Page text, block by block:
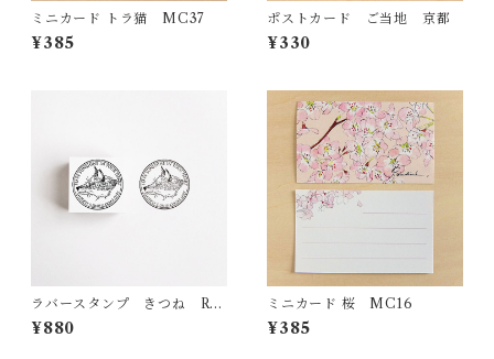
ミニカード トラ猫 MC37
¥385
ポストカード ご当地 京都
¥330
ラバースタンプ きつね RS2
7
¥880
ミニカード 桜 MC16
¥385